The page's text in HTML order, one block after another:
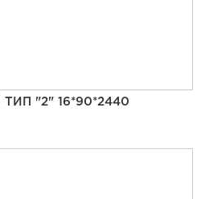
"2" 16*90*2440